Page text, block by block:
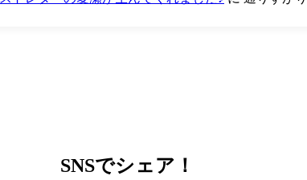
SNSでシェア！